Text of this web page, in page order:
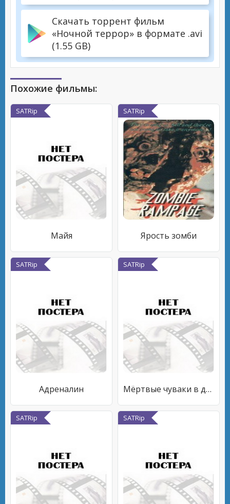
Скачать торрент фильм
«Ночной террор» в формате .avi
(1.55 GB)
Похожие фильмы:
SATRip
Майя
SATRip
Ярость зомби
SATRip
Адреналин
SATRip
Мёртвые чуваки в доме
SATRip SATRip